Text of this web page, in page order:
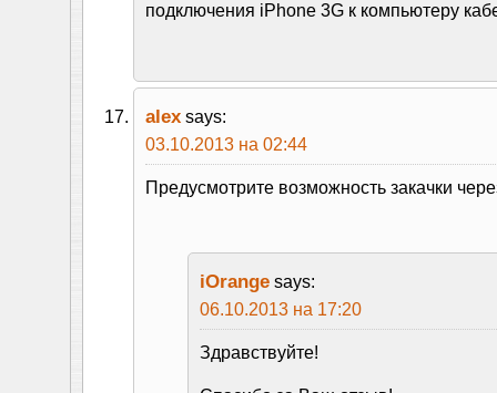
подключения iPhone 3G к компьютеру
alex says:
03.10.2013 на 02:44
Предусмотрите возможность закачки
iOrange says:
06.10.2013 на 17:20
Здравствуйте!